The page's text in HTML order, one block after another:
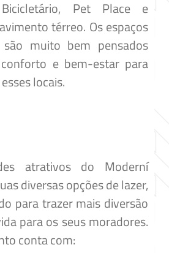
Pet Place e
térreo. Os espaços
são muito bem pensados
e bem-estar para
locais.
atrativos do Moderní
diversas opções de lazer,
para trazer mais diversão
para os seus moradores.
conta com: